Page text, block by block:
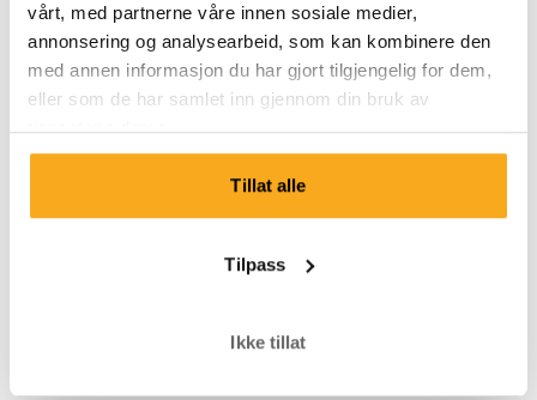
vårt, med partnerne våre innen sosiale medier,
annonsering og analysearbeid, som kan kombinere den
med annen informasjon du har gjort tilgjengelig for dem,
eller som de har samlet inn gjennom din bruk av
tjenestene deres.
Tillat alle
Tilpass
Ikke tillat
Vi er her for deg 24/7! Bruk chatboten vår for å få et
raskt svar. Klikk på «Kontakt oss», velg
medlemskapstype og still spørsmålet ditt. Du kan også
nå oss på hello-uk@onthatass.com. Vi streber etter å
svare på spørsmålet ditt innen 3 virkedager. Tel: +31 73
Send en melding